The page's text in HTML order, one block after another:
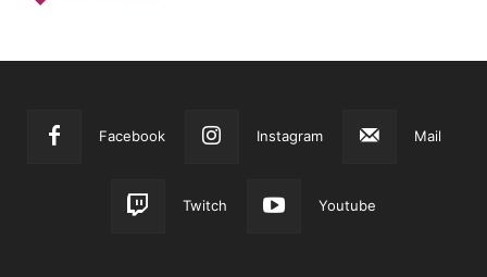
Facebook Instagram Mail
Twitch Youtube